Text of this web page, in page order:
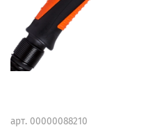
арт. 00000088210